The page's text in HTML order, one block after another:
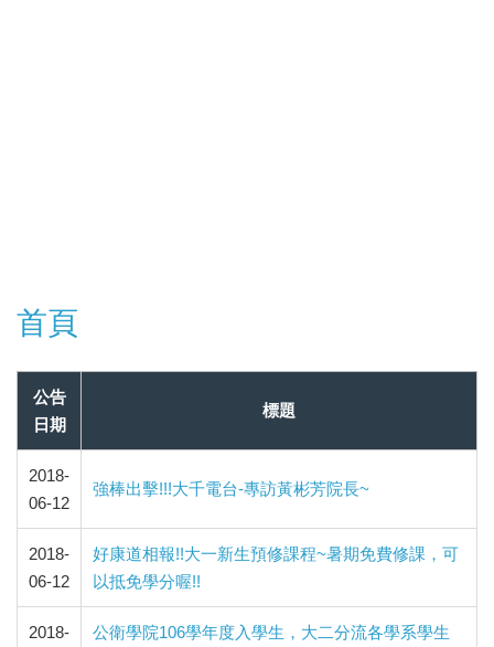
首頁
公告
日期
標題
2018-
06-12
強棒出擊!!!大千電台-專訪黃彬芳院長~
2018-
06-12
好康道相報!!大一新生預修課程~暑期免費修課，可
以抵免學分喔!!
2018-
公衛學院106學年度入學生，大二分流各學系學生